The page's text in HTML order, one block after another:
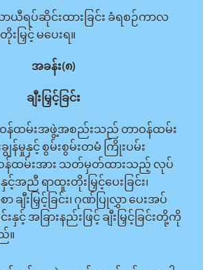
ာယီရပ်ဆိုင်းထားခြင်း ခံရစဉ်ကာလ
မြှင့် မပေးရ။
အခန်း(၈)
ချီးမြှင့်ခြင်း
ဝန်ထမ်းအဖွဲ့အစည်းသည် တာဝန်ထမ်း
န်မှုနှင့် စွမ်းစွမ်းတမံ ကြိုးပမ်း
န်ထမ်းအား သတ်မှတ်ထားသည့် လုပ်
င့်အညီ ရာထူးတိုးမြှင့်ပေးခြင်း၊
ချီးမြှင့်ခြင်း၊ ဂုဏ်ပြုလွှာ ပေးအပ်
ြင်းနှင့် အခြားနည်းဖြင့် ချီးမြှင့်ခြင်းတို့ကို
။